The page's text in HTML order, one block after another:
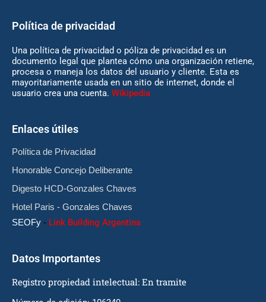
Política de privacidad
Una política de privacidad o póliza de privacidad es un
documento legal que plantea cómo una organización retiene,
procesa o maneja los datos del usuario y cliente. Esta es
mayoritariamente usada en un sitio de internet, donde el
usuario crea una cuenta. Wikipedia
Enlaces útiles
Política de Privacidad
Honorable Concejo Deliberante
Digesto HCD-Gonzales Chaves
Hotel Paris - Gonzales Chaves
SEOFy - Link Building Argentina
Datos Importantes
Registro propiedad intelectual: En tramite